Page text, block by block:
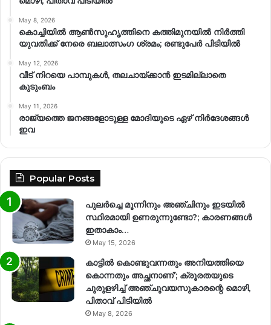
May 8, 2026
കൊച്ചിയിൽ ആൺസുഹൃത്തിനെ കത്തിമുനയിൽ നിർത്തി
യുവതിക്ക് നേരെ ബലാത്സംഗ​ ശ്രമം; രണ്ടുപേർ പിടിയിൽ
May 12, 2026
വീട് നിറയെ പാമ്പുകൾ, തലചായ്ക്കാൻ ഇടമില്ലാതെ
കുടുംബം
May 11, 2026
രാജ്യത്തെ ജനങ്ങളോടുള്ള മോദിയുടെ ഏഴ് നിര്‍ദേശങ്ങള്‍
ഇവ
Popular Posts
പുലർച്ചെ മൂന്നിനും അഞ്ചിനും ഇടയിൽ
സ്ഥിരമായി ഉണരുന്നുണ്ടോ?; കാരണങ്ങള്‍
ഇതാകാം…
May 15, 2026
കാട്ടിൽ കൊണ്ടുവന്നതും അനിയത്തിയെ
കൊന്നതും അച്ഛനാണ്’; ക്രൂരതയുടെ
ചുരുളഴിച്ച് അഞ്ചുവയസുകാരന്റെ മൊഴി,
പിതാവ് പിടിയിൽ
May 8, 2026